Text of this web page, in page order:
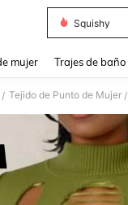
Squishy
mujer Trajes de baño
/ Tejido de Punto de Mujer /